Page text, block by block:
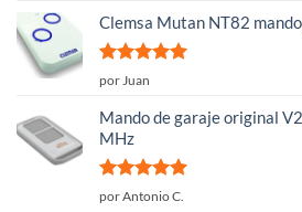
5
Clemsa Mutan NT82
Valorado
por Juan
Mando de garaje original
MHz
Valorado
por Antonio C.